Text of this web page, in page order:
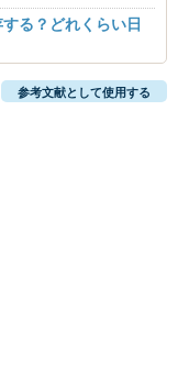
る？どれくらい日
参考文献として使用する